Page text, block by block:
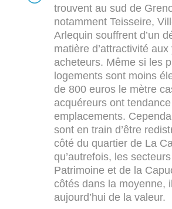
trouvent au sud de
notamment Teisseire,
Arlequin souffrent d’un
matière d’attractivité
acheteurs. Même si les
logements sont moins
de 800 euros le mètre
acquéreurs ont
emplacements.
sont en train d’être
côté du quartier de La
qu’autrefois, les
Patrimoine et de la
côtés dans la moyenne,
aujourd’hui de la valeur.